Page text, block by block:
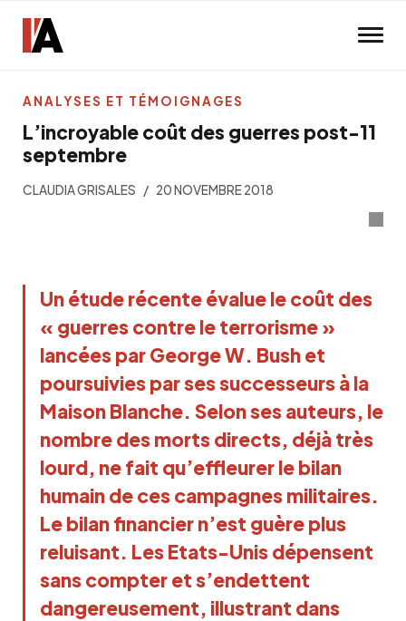
L’incroyable coût des guerres post-11
septembre
CLAUDIA GRISALES 20 NOVEMBRE 2018
Un étude récente évalue le coût des
« guerres contre le terrorisme »
lancées par George W. Bush et
poursuivies par ses successeurs à la
Maison Blanche. Selon ses auteurs, le
nombre des morts directs, déjà très
lourd, ne fait qu’effleurer le bilan
humain de ces campagnes militaires.
Le bilan financier n’est guère plus
reluisant. Les Etats-Unis dépensent
sans compter et s’endettent
dangereusement, illustrant dans
ANALYSES ET TÉMOIGNAGES